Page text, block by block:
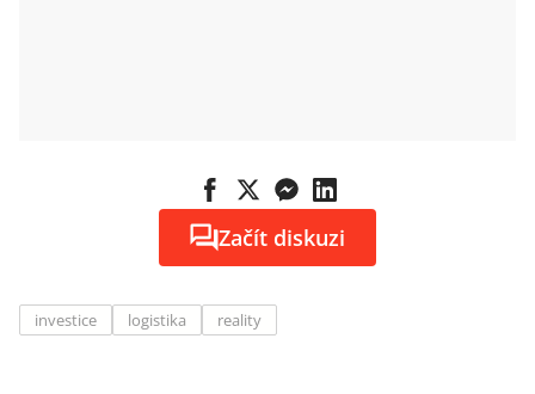
Začít diskuzi
investice logistika reality